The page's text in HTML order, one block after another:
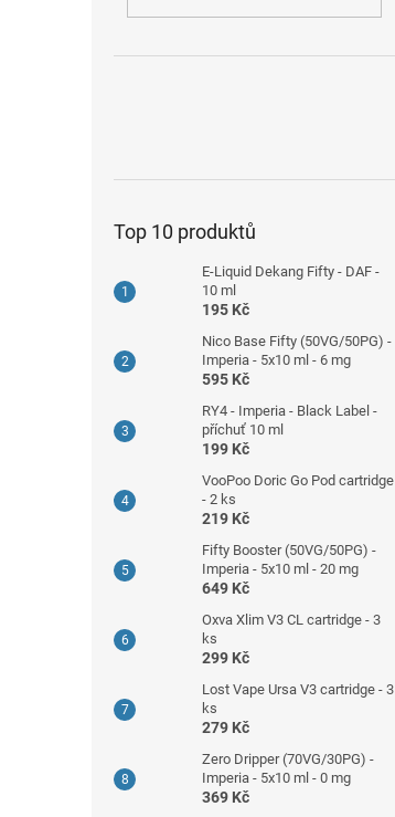
Top 10 produktů
E-Liquid Dekang Fifty - DAF -
10 ml
195 Kč
Nico Base Fifty (50VG/50PG) -
Imperia - 5x10 ml - 6 mg
595 Kč
RY4 - Imperia - Black Label -
příchuť 10 ml
199 Kč
VooPoo Doric Go Pod cartridge
- 2 ks
219 Kč
Fifty Booster (50VG/50PG) -
Imperia - 5x10 ml - 20 mg
649 Kč
Oxva Xlim V3 CL cartridge - 3
ks
299 Kč
Lost Vape Ursa V3 cartridge - 3
ks
279 Kč
Zero Dripper (70VG/30PG) -
Imperia - 5x10 ml - 0 mg
369 Kč